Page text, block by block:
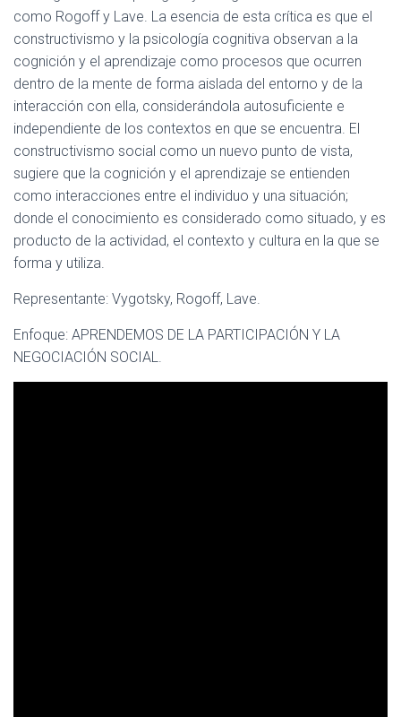
como Rogoff y Lave. La esencia de esta crítica es que el
constructivismo y la psicología cognitiva observan a la
cognición y el aprendizaje como procesos que ocurren
dentro de la mente de forma aislada del entorno y de la
interacción con ella, considerándola autosuficiente e
independiente de los contextos en que se encuentra. El
constructivismo social como un nuevo punto de vista,
sugiere que la cognición y el aprendizaje se entienden
como interacciones entre el individuo y una situación;
donde el conocimiento es considerado como situado, y es
producto de la actividad, el contexto y cultura en la que se
forma y utiliza.
Representante: Vygotsky, Rogoff, Lave.
Enfoque: APRENDEMOS DE LA PARTICIPACIÓN Y LA
NEGOCIACIÓN SOCIAL.